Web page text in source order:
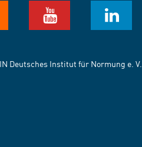
Deutsches Institut für Normung e. V.